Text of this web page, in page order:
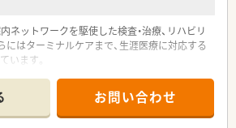
ネットワークを駆使した検査・治療、リハビリ
にはターミナルケアまで、生涯医療に対応する
います。
お問い合わせ